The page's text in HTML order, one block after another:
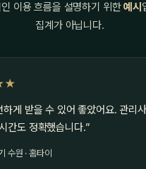
이용 흐름을 설명하기 위한예시
집계가 아닙니다.
하게 받을 수 있어 좋았어요. 관리사
간도 정확했습니다.”
수원 · 홈타이